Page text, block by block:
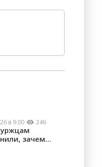
в 9:00 246
зачем